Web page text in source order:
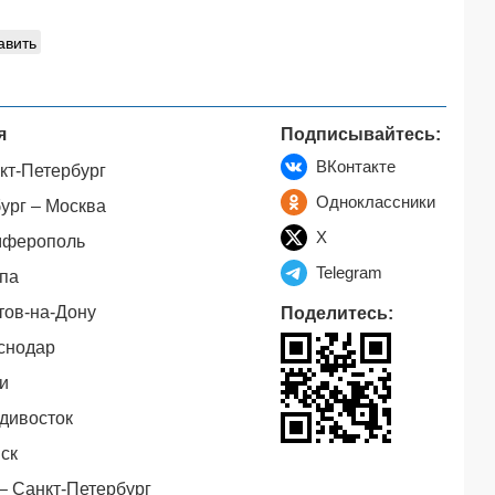
Петербург
– Москва
на-Дону
Санкт-Петербург
Подписывайтесь:
ВКонтакте
Одноклассники
X
Telegram
Поделитесь: